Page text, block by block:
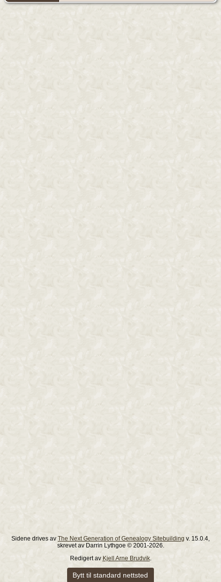
Sidene drives av The Next Generation of Genealogy Sitebuilding v. 15.0.4,
skrevet av Darrin Lythgoe © 2001-2026.
Redigert av Kjell Arne Brudvik.
Bytt til standard nettsted